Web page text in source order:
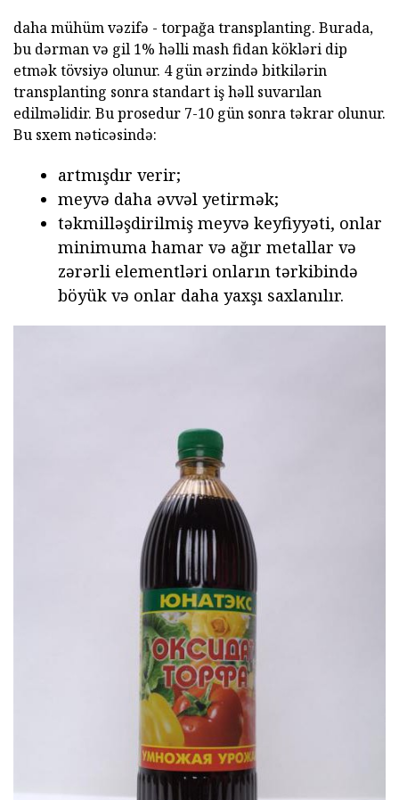
daha mühüm vəzifə - torpağa transplanting. Burada,
bu dərman və gil 1% həlli mash fidan kökləri dip
etmək tövsiyə olunur. 4 gün ərzində bitkilərin
transplanting sonra standart iş həll suvarılan
edilməlidir. Bu prosedur 7-10 gün sonra təkrar olunur.
Bu sxem nəticəsində:
artmışdır verir;
meyvə daha əvvəl yetirmək;
təkmilləşdirilmiş meyvə keyfiyyəti, onlar
minimuma hamar və ağır metallar və
zərərli elementləri onların tərkibində
böyük və onlar daha yaxşı saxlanılır.